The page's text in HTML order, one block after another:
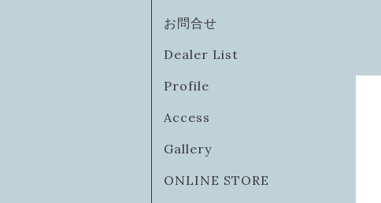
お問合せ
Dealer List
Profile
Access
Gallery
ONLINE STORE